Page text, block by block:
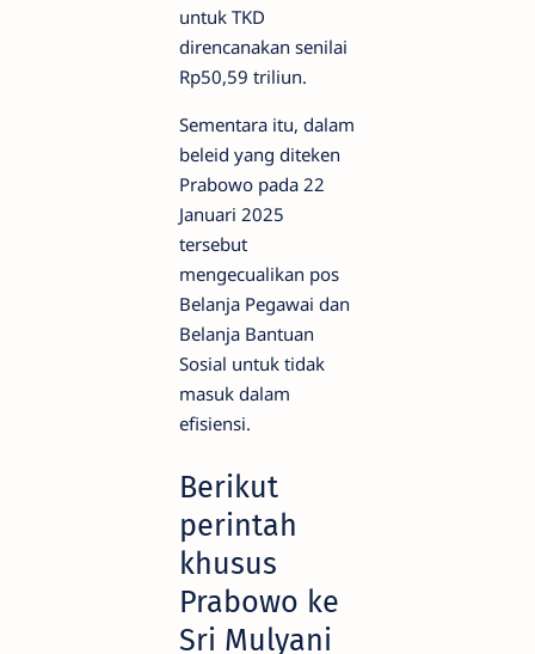
untuk TKD
direncanakan senilai
Rp50,59 triliun.
Sementara itu, dalam
beleid yang diteken
Prabowo pada 22
Januari 2025
tersebut
mengecualikan pos
Belanja Pegawai dan
Belanja Bantuan
Sosial untuk tidak
masuk dalam
efisiensi.
Berikut
perintah
khusus
Prabowo ke
Sri Mulyani